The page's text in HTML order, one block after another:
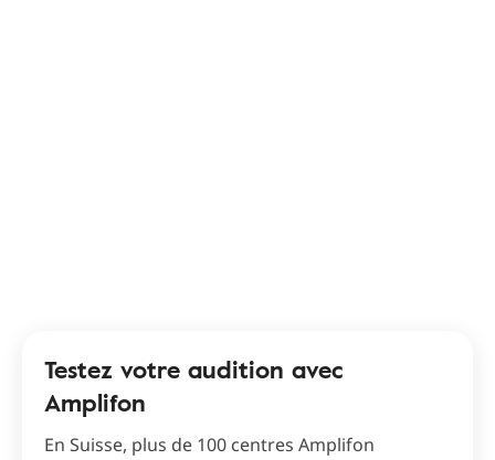
Testez votre audition avec
Amplifon
En Suisse, plus de 100 centres Amplifon